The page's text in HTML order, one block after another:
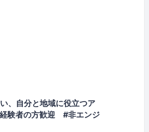
、自分と地域に役立つア
験者の方歓迎 #非エンジ